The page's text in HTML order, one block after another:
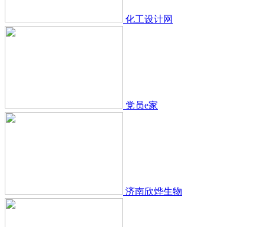
化工设计网
党员e家
济南欣烨生物